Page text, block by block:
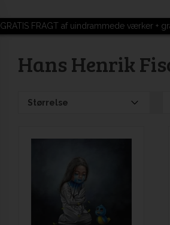
GRATIS FRAGT af uindrammede værker +
Hans Henrik
Størrelse